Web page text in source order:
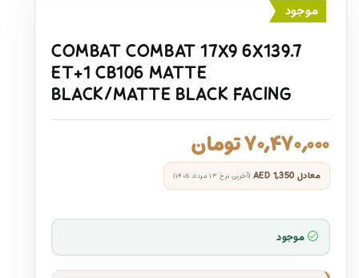
موجود
COMBAT COMBAT 17X9 6X139.7
ET+1 CB106 MATTE
BLACK/MATTE BLACK FACING
۷۰,۴۷۰,۰۰۰تومان
معادل AED 1,350 (آخرین نرخ ۱۳ مرداد ۱۴۰۵)
موجود